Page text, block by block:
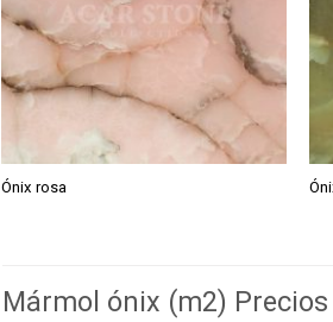
Ónix rosa
Mármol ónix (m2)